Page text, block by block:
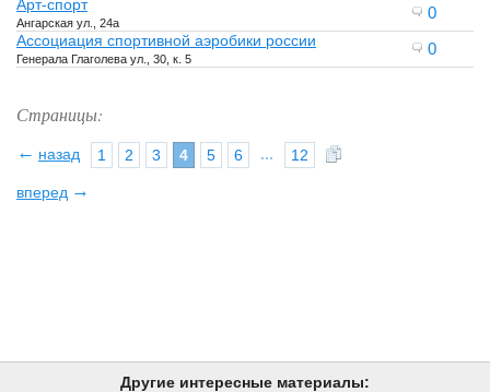
Арт-спорт
Ангарская ул., 24а
0
Ассоциация спортивной аэробики россии
Генерала Глаголева ул., 30, к. 5
0
Страницы:
назад
← 1 2 3 4 5 6 ... 12
вперед →
Другие интересные материалы: